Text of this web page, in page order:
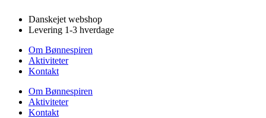
indhold
Danskejet webshop
Levering 1-3 hverdage
Om Bønnespiren
Aktiviteter
Kontakt
Om Bønnespiren
Aktiviteter
Kontakt